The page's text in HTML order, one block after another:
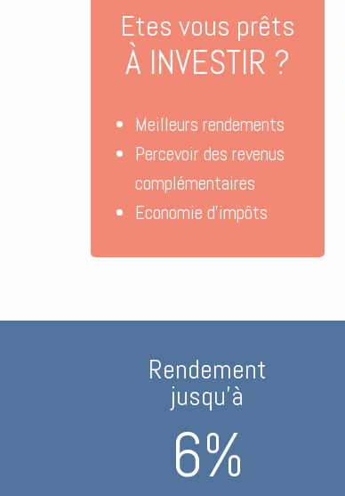
Etes vous prêts
À INVESTIR ?
Meilleurs rendements
Percevoir des revenus
complémentaires
Economie d’impôts
Rendement
jusqu’à
6%